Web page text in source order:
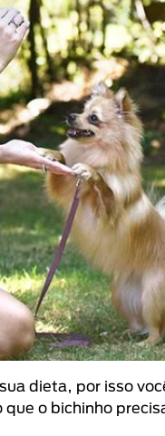
dieta, por isso
o bichinho